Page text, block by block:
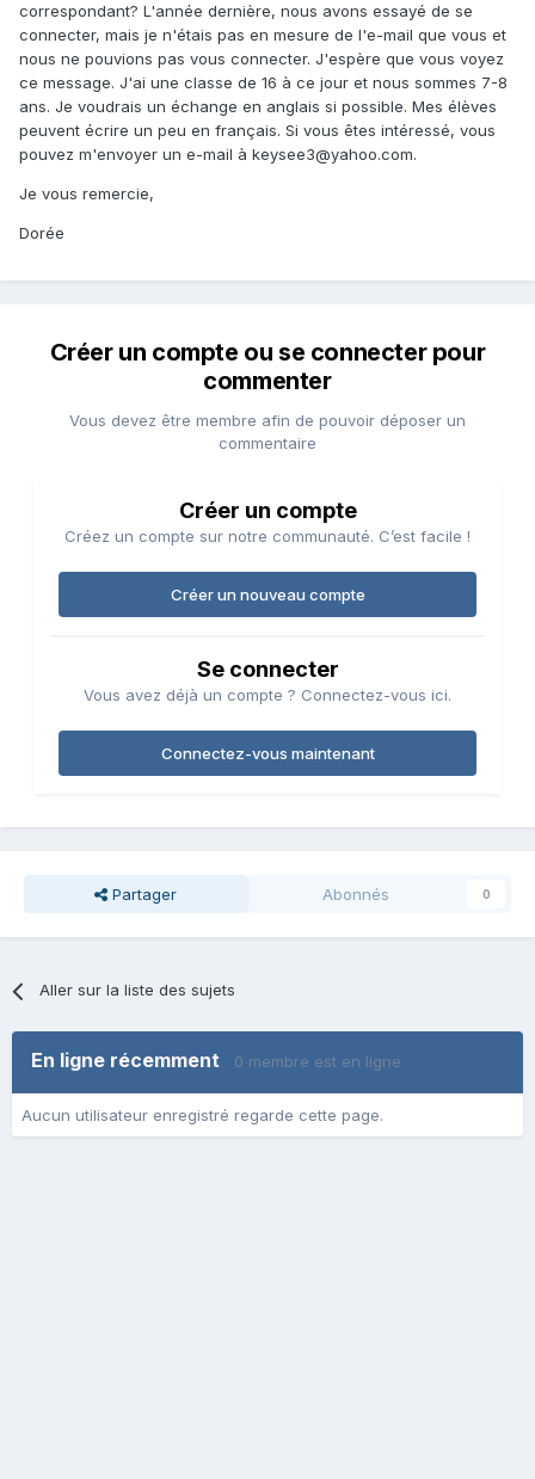
correspondant? L'année dernière, nous avons essayé de se
connecter, mais je n'étais pas en mesure de l'e-mail que vous et
nous ne pouvions pas vous connecter. J'espère que vous voyez
ce message. J'ai une classe de 16 à ce jour et nous sommes 7-8
ans. Je voudrais un échange en anglais si possible. Mes élèves
peuvent écrire un peu en français. Si vous êtes intéressé, vous
pouvez m'envoyer un e-mail à keysee3@yahoo.com.
Je vous remercie,
Dorée
Créer un compte ou se connecter pour
commenter
Vous devez être membre afin de pouvoir déposer un
commentaire
Créer un compte
Créez un compte sur notre communauté. C’est facile !
Créer un nouveau compte
Se connecter
Vous avez déjà un compte ? Connectez-vous ici.
Connectez-vous maintenant
Partager Abonnés 0
Aller sur la liste des sujets
En ligne récemment 0 membre est en ligne
Aucun utilisateur enregistré regarde cette page.